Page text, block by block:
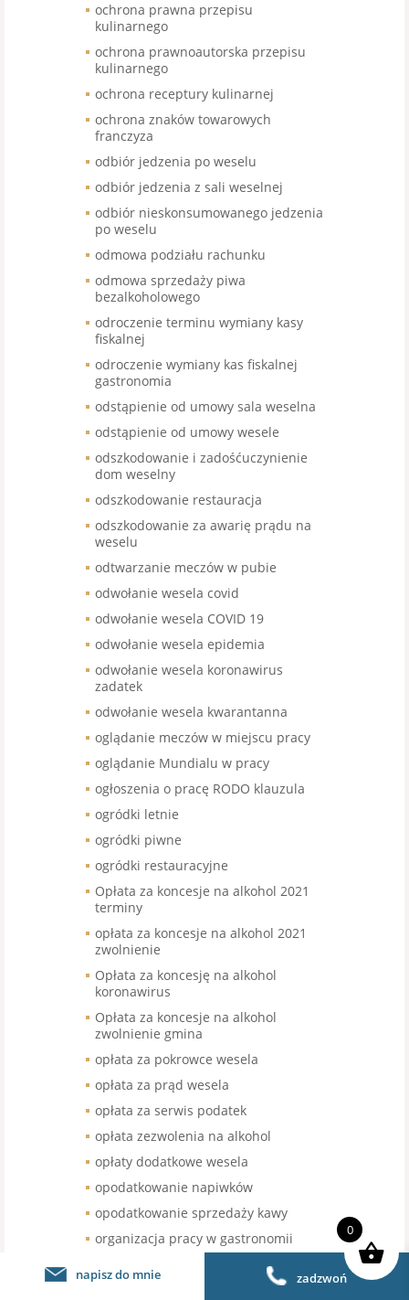
ochrona prawna przepisu
kulinarnego
ochrona prawnoautorska przepisu
kulinarnego
ochrona receptury kulinarnej
ochrona znaków towarowych
franczyza
odbiór jedzenia po weselu
odbiór jedzenia z sali weselnej
odbiór nieskonsumowanego jedzenia
po weselu
odmowa podziału rachunku
odmowa sprzedaży piwa
bezalkoholowego
odroczenie terminu wymiany kasy
fiskalnej
odroczenie wymiany kas fiskalnej
gastronomia
odstąpienie od umowy sala weselna
odstąpienie od umowy wesele
odszkodowanie i zadośćuczynienie
dom weselny
odszkodowanie restauracja
odszkodowanie za awarię prądu na
weselu
odtwarzanie meczów w pubie
odwołanie wesela covid
odwołanie wesela COVID 19
odwołanie wesela epidemia
odwołanie wesela koronawirus
zadatek
odwołanie wesela kwarantanna
oglądanie meczów w miejscu pracy
oglądanie Mundialu w pracy
ogłoszenia o pracę RODO klauzula
ogródki letnie
ogródki piwne
ogródki restauracyjne
Opłata za koncesje na alkohol 2021
terminy
opłata za koncesje na alkohol 2021
zwolnienie
Opłata za koncesję na alkohol
koronawirus
Opłata za koncesje na alkohol
zwolnienie gmina
opłata za pokrowce wesela
opłata za prąd wesela
opłata za serwis podatek
opłata zezwolenia na alkohol
opłaty dodatkowe wesela
opodatkowanie napiwków
opodatkowanie sprzedaży kawy
organizacja pracy w gastronomii
organizacja pracy w restauracji
organizacja urodzin stawka VAT
napisz do mnie zadzwoń
0